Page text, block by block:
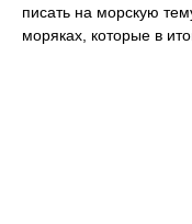
писать на морскую
моряках, которые в